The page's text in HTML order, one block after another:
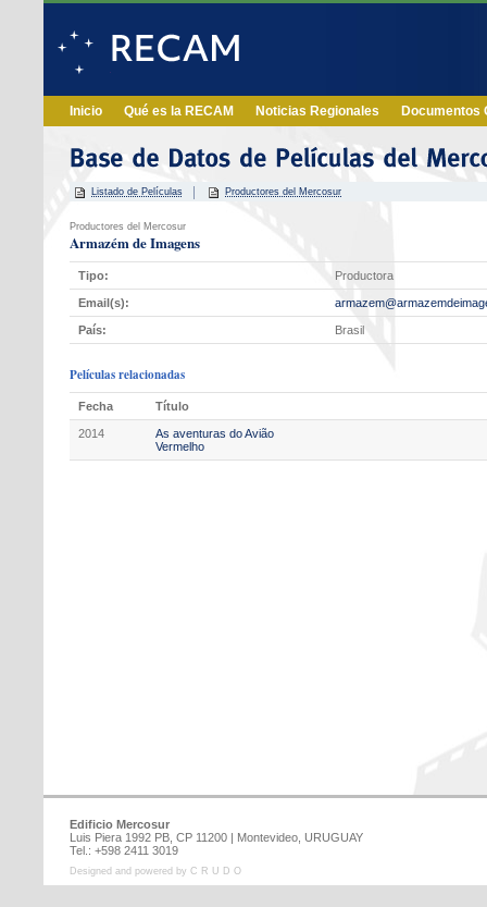
Inicio Qué es la RECAM Noticias Regionales Documentos
Listado de Películas Productores del Mercosur
Productores del Mercosur
Armazém de Imagens
Tipo: Productora
Email(s):
País: Brasil
Películas relacionadas
Fecha Título
2014
As aventuras do Avião
Vermelho
Edificio Mercosur
Luis Piera 1992 PB, CP 11200 | Montevideo, URUGUAY
Tel.: +598 2411 3019
Designed and powered by C R U D O